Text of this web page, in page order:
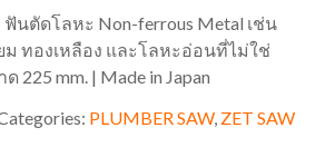
นตัดโลหะ Non-ferrous Metal เช่น
ม ทองเหลือง และโลหะอ่อนที่ไม่ใช่
225 mm. | Made in Japan
PLUMBER SAW, ZET SAW